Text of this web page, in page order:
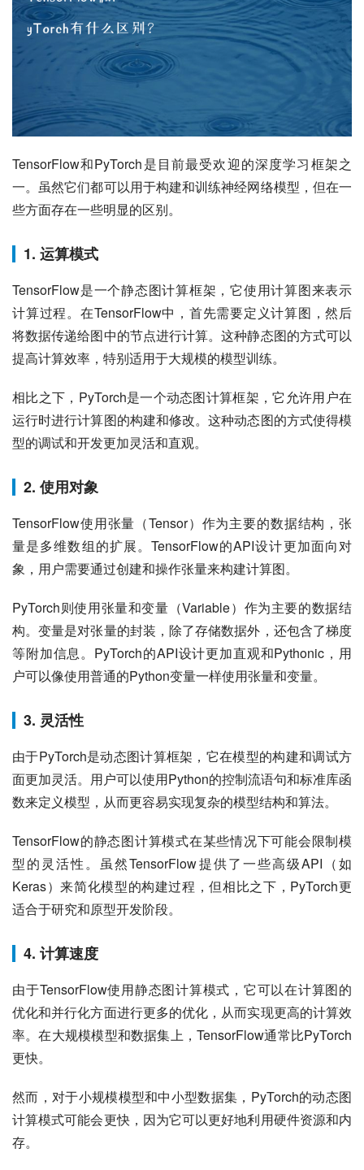
TensorFlow和PyTorch是目前最受欢迎的深度学习框架之
一。虽然它们都可以用于构建和训练神经网络模型，但在一
些方面存在一些明显的区别。
1. 运算模式
TensorFlow是一个静态图计算框架，它使用计算图来表示
计算过程。在TensorFlow中，首先需要定义计算图，然后
将数据传递给图中的节点进行计算。这种静态图的方式可以
提高计算效率，特别适用于大规模的模型训练。
相比之下，PyTorch是一个动态图计算框架，它允许用户在
运行时进行计算图的构建和修改。这种动态图的方式使得模
型的调试和开发更加灵活和直观。
2. 使用对象
TensorFlow使用张量（Tensor）作为主要的数据结构，张
量是多维数组的扩展。TensorFlow的API设计更加面向对
象，用户需要通过创建和操作张量来构建计算图。
PyTorch则使用张量和变量（Variable）作为主要的数据结
构。变量是对张量的封装，除了存储数据外，还包含了梯度
等附加信息。PyTorch的API设计更加直观和Pythonic，用
户可以像使用普通的Python变量一样使用张量和变量。
3. 灵活性
由于PyTorch是动态图计算框架，它在模型的构建和调试方
面更加灵活。用户可以使用Python的控制流语句和标准库函
数来定义模型，从而更容易实现复杂的模型结构和算法。
TensorFlow的静态图计算模式在某些情况下可能会限制模
型的灵活性。虽然TensorFlow提供了一些高级API（如
Keras）来简化模型的构建过程，但相比之下，PyTorch更
适合于研究和原型开发阶段。
4. 计算速度
由于TensorFlow使用静态图计算模式，它可以在计算图的
优化和并行化方面进行更多的优化，从而实现更高的计算效
率。在大规模模型和数据集上，TensorFlow通常比PyTorch
更快。
然而，对于小规模模型和中小型数据集，PyTorch的动态图
计算模式可能会更快，因为它可以更好地利用硬件资源和内
存。